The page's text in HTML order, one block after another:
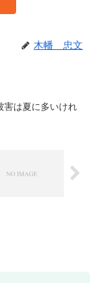
木幡 忠文
害は夏に多いけれ